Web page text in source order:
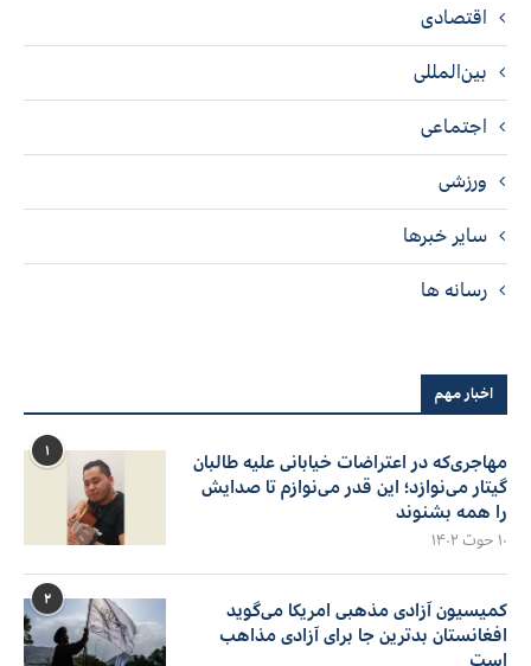
اقتصادی
بین‌المللی
اجتماعی
ورزشی
سایر خبرها
رسانه ها
اخبار مهم
۱
مهاجری‌که در اعتراضات خیابانی علیه طالبان
گیتار می‌نوازد؛ این قدر می‌نوازم تا صدایش
را همه بشنوند
۱۰ حوت ۱۴۰۲
۲
کمیسیون آزادی مذهبی امریکا می‌گوید
افغانستان بدترین جا برای آزادی مذاهب
است